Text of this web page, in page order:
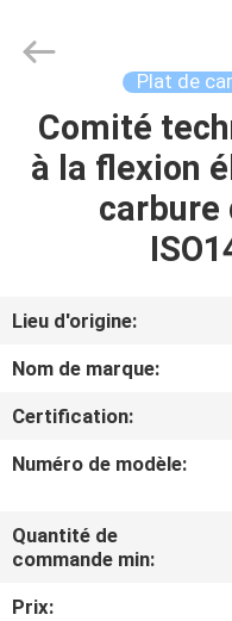
MAISON
PRODUITS
SUJET
DE
NOUS
VISITE
D'USINE
CONTRÔLE
Cemented
Carbide
Reserved.
Plat de
Comité
à la flexion
carbure
Lieu d'origine:
Nom de marque:
Certification:
Numéro de modèle:
Quantité de
commande min:
Prix: